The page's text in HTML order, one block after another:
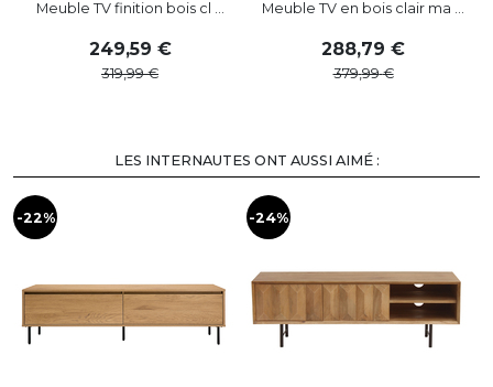
Meuble TV finition bois cl ...
249,59
319,99
Meuble TV en bois clair ma ...
288,79
379,99
LES INTERNAUTES ONT AUSSI AIMÉ :
-22% -24%